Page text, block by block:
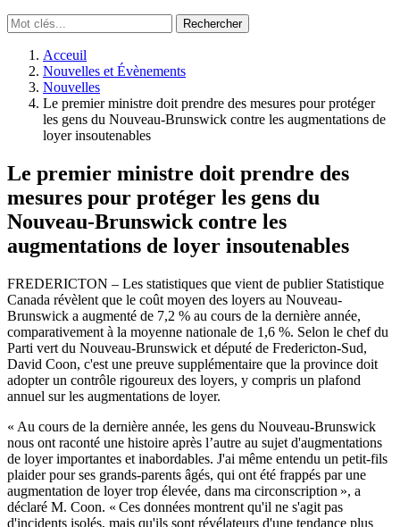
Acceuil
Nouvelles et Évènements
Nouvelles
Le premier ministre doit prendre des mesures pour protéger
les gens du Nouveau-Brunswick contre les augmentations de
loyer insoutenables
Le premier ministre doit prendre des
mesures pour protéger les gens du
Nouveau-Brunswick contre les
augmentations de loyer insoutenables
FREDERICTON – Les statistiques que vient de publier Statistique
Canada révèlent que le coût moyen des loyers au Nouveau-
Brunswick a augmenté de 7,2 % au cours de la dernière année,
comparativement à la moyenne nationale de 1,6 %. Selon le chef du
Parti vert du Nouveau-Brunswick et député de Fredericton-Sud,
David Coon, c'est une preuve supplémentaire que la province doit
adopter un contrôle rigoureux des loyers, y compris un plafond
annuel sur les augmentations de loyer.
« Au cours de la dernière année, les gens du Nouveau-Brunswick
nous ont raconté une histoire après l’autre au sujet d'augmentations
de loyer importantes et inabordables. J'ai même entendu un petit-fils
plaider pour ses grands-parents âgés, qui ont été frappés par une
augmentation de loyer trop élevée, dans ma circonscription », a
déclaré M. Coon. « Ces données montrent qu'il ne s'agit pas
d'incidents isolés, mais qu'ils sont révélateurs d'une tendance plus